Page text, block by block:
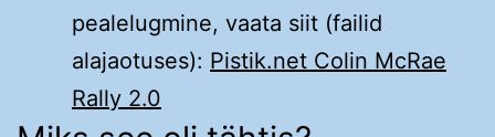
pealelugmine, vaata siit (failid
alajaotuses): Pistik.net Colin McRae
Rally 2.0